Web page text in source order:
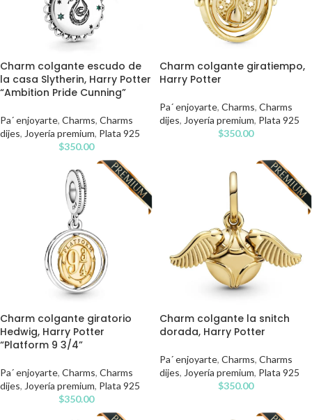
Charm colgante escudo de
la casa Slytherin, Harry Potter
“Ambition Pride Cunning”
Pa´ enjoyarte, Charms, Charms
dijes, Joyería premium, Plata 925
$350.00
Charm colgante giratiempo,
Harry Potter
Pa´ enjoyarte, Charms, Charms
dijes, Joyería premium, Plata 925
$350.00
Charm colgante giratorio
Hedwig, Harry Potter
“Platform 9 3/4”
Pa´ enjoyarte, Charms, Charms
dijes, Joyería premium, Plata 925
$350.00
Charm colgante la snitch
dorada, Harry Potter
Pa´ enjoyarte, Charms, Charms
dijes, Joyería premium, Plata 925
$350.00